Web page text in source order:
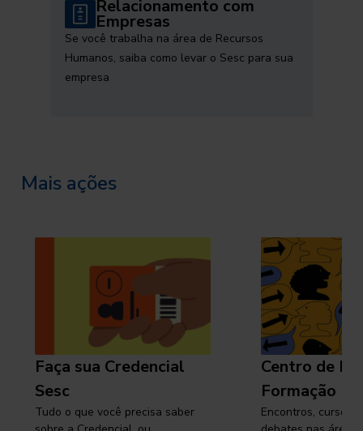
Relacionamento com
Empresas
Se você trabalha na área de Recursos
Humanos, saiba como levar o Sesc para sua
empresa
Mais ações
Faça sua Credencial
Sesc
Tudo o que você precisa saber
Centro de
Formação
Encontros, cursos,